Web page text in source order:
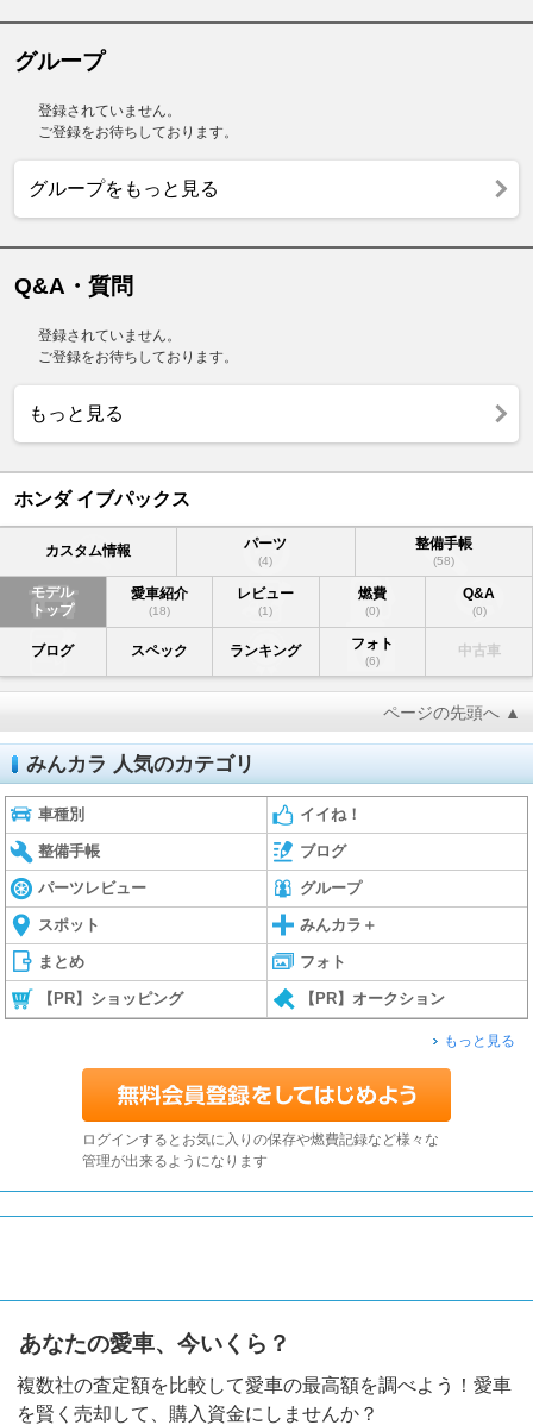
グループ
登録されていません。
ご登録をお待ちしております。
グループをもっと見る
Q&A・質問
登録されていません。
ご登録をお待ちしております。
もっと見る
ホンダ イブパックス
カスタム情報 パーツ
(4)
整備手帳
(58)
モデル
トップ
愛車紹介
(18)
レビュー
(1)
燃費
(0)
Q&A
(0)
ブログ スペック ランキング フォト
(6)
中古車
ページの先頭へ ▲
みんカラ 人気のカテゴリ
車種別 イイね！
整備手帳 ブログ
パーツレビュー グループ
スポット みんカラ＋
まとめ フォト
【PR】ショッピング 【PR】オークション
もっと見る
ログインするとお気に入りの保存や燃費記録など様々な
管理が出来るようになります
あなたの愛車、今いくら？
複数社の査定額を比較して愛車の最高額を調べよう！愛車
を賢く売却して、購入資金にしませんか？